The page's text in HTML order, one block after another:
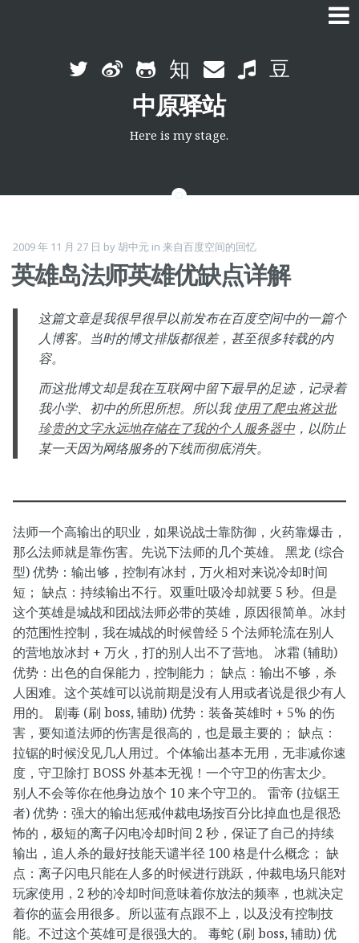
Skip
中原驿站
Here is my stage.
2009 年 11 月 27 日 by胡中元 in 来自百度空间的回忆
英雄岛法师英雄优缺点详解
这篇文章是我很早很早以前发布在百度空间中的一篇个
人博客。当时的博文排版都很差，甚至很多转载的内
容。
而这批博文却是我在互联网中留下最早的足迹，记录着
我小学、初中的所思所想。所以我使用了爬虫将这批
珍贵的文字永远地存储在了我的个人服务器中，以防止
某一天因为网络服务的下线而彻底消失。
法师一个高输出的职业，如果说战士靠防御，火药靠爆击，
那么法师就是靠伤害。先说下法师的几个英雄。 黑龙 (综合
型) 优势：输出够，控制有冰封，万火相对来说冷却时间
短； 缺点：持续输出不行。双重吐吸冷却就要 5 秒。但是
这个英雄是城战和团战法师必带的英雄，原因很简单。冰封
的范围性控制，我在城战的时候曾经 5 个法师轮流在别人
的营地放冰封 + 万火，打的别人出不了营地。 冰霜 (辅助)
优势：出色的自保能力，控制能力； 缺点：输出不够，杀
人困难。这个英雄可以说前期是没有人用或者说是很少有人
用的。 剧毒 (刷 boss, 辅助) 优势：装备英雄时 + 5% 的伤
害，要知道法师的伤害是很高的，也是最主要的； 缺点：
拉锯的时候没见几人用过。个体输出基本无用，无非减你速
度，守卫除打 BOSS 外基本无视！一个守卫的伤害太少。
别人不会等你在他身边放个 10 来个守卫的。 雷帝 (拉锯王
者) 优势：强大的输出惩戒仲裁电场按百分比掉血也是很恐
怖的，极短的离子闪电冷却时间 2 秒，保证了自己的持续
输出，追人杀的最好技能天谴半径 100 格是什么概念； 缺
点：离子闪电只能在人多的时候进行跳跃，仲裁电场只能对
玩家使用，2 秒的冷却时间意味着你放法的频率，也就决定
着你的蓝会用很多。所以蓝有点跟不上，以及没有控制技
能。不过这个英雄可是很强大的。 毒蛇 (刷 boss, 辅助) 优